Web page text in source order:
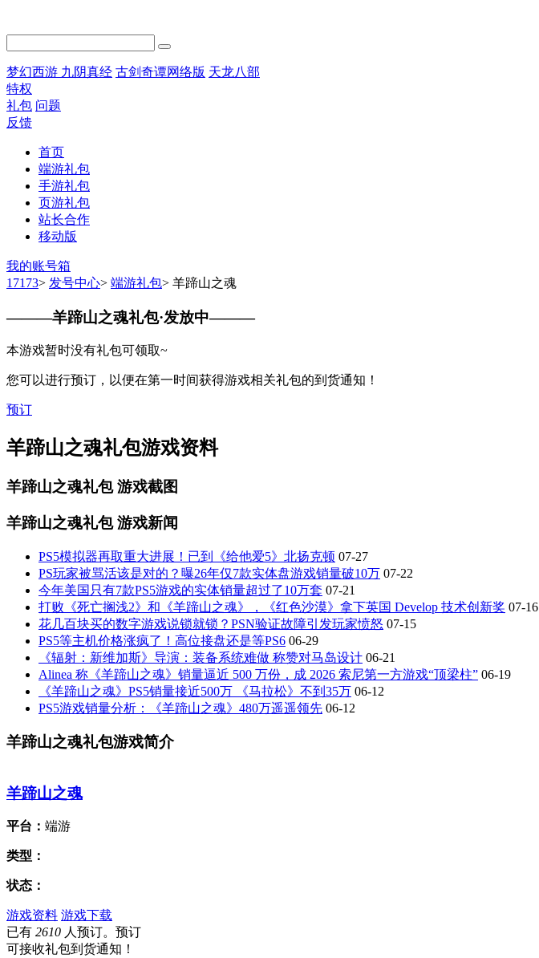
梦幻西游 九阴真经 古剑奇谭网络版 天龙八部
特权
礼包 问题
反馈
首页
端游礼包
手游礼包
页游礼包
站长合作
移动版
我的账号箱
17173> 发号中心> 端游礼包> 羊蹄山之魂
———羊蹄山之魂礼包·发放中———
本游戏暂时没有礼包可领取~
您可以进行预订，以便在第一时间获得游戏相关礼包的到货通知！
预订
羊蹄山之魂礼包游戏资料
羊蹄山之魂礼包游戏截图
羊蹄山之魂礼包游戏新闻
PS5模拟器再取重大进展！已到《给他爱5》北扬克顿 07-27
PS玩家被骂活该是对的？曝26年仅7款实体盘游戏销量破10万 07-22
今年美国只有7款PS5游戏的实体销量超过了10万套 07-21
打败《死亡搁浅2》和《羊蹄山之魂》，《红色沙漠》拿下英国 Develop 技术创新奖 07-16
花几百块买的数字游戏说锁就锁？PSN验证故障引发玩家愤怒 07-15
PS5等主机价格涨疯了！高位接盘还是等PS6 06-29
《辐射：新维加斯》导演：装备系统难做 称赞对马岛设计 06-21
Alinea 称《羊蹄山之魂》销量逼近 500 万份，成 2026 索尼第一方游戏“顶梁柱” 06-19
《羊蹄山之魂》PS5销量接近500万 《马拉松》不到35万 06-12
PS5游戏销量分析：《羊蹄山之魂》480万遥遥领先 06-12
羊蹄山之魂礼包游戏简介
羊蹄山之魂
平台： 端游
类型：
状态：
游戏资料 游戏下载
已有 2610 人预订。预订
可接收礼包到货通知！